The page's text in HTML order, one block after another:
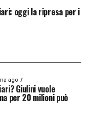
la folta
Serie B
solo in questa
è fitta
interesse del
oggi la ripresa per i
ago
Giulini vuole
per 20 milioni può